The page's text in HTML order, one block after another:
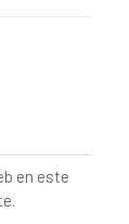
en este